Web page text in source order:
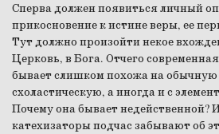
Сперва должен появиться личный
прикосновение к истине веры, ее
Тут должно произойти некое
Церковь, в Бога. Отчего
бывает слишком похожа на
схоластическую, а иногда и с
Почему она бывает недейственной?
катехизаторы подчас забывают об